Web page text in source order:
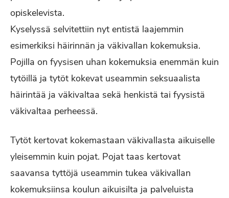
opiskelevista.
Kyselyssä selvitettiin nyt entistä laajemmin
esimerkiksi häirinnän ja väkivallan kokemuksia.
Pojilla on fyysisen uhan kokemuksia enemmän kuin
tytöillä ja tytöt kokevat useammin seksuaalista
häirintää ja väkivaltaa sekä henkistä tai fyysistä
väkivaltaa perheessä.
Tytöt kertovat kokemastaan väkivallasta aikuiselle
yleisemmin kuin pojat. Pojat taas kertovat
saavansa tyttöjä useammin tukea väkivallan
kokemuksiinsa koulun aikuisilta ja palveluista